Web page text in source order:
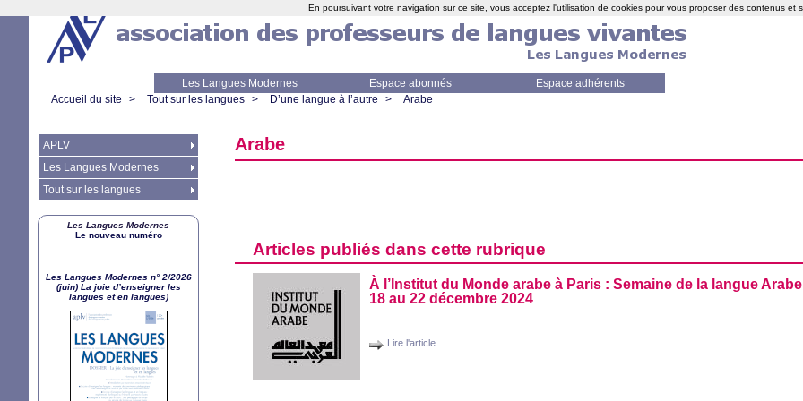
Les Langues Modernes Espace abonnés
Espace adhérents
Accueil du site > Tout sur les langues > D’une langue à l’autre > Arabe
Arabe
Articles publiés dans cette rubrique
À l’Institut du Monde arabe à Paris : Semaine de la langue
18 au 22 décembre 2024
Lire l'article
APLV
Les Langues Modernes
Tout sur les langues
Les Langues Modernes
Le nouveau numéro
Les Langues Modernes n° 2/2026
(juin) La joie d’enseigner les
langues et en langues)
En poursuivant votre navigation sur ce site, vous acceptez l'utilisation de cookies pour vous proposer des contenus et